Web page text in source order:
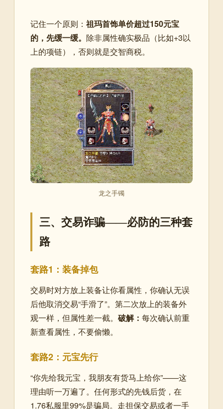
记住一个原则： 祖玛首饰单价超过150元宝
的，先缓一缓。 除非属性确实极品（比如+3以
上的项链），否则就是交智商税。
龙之手镯
三、交易诈骗——必防的三种套
路
套路1：装备掉包
交易时对方放上装备让你看属性，你确认无误
后他取消交易“手滑了”。第二次放上的装备外
观一样，但属性差一截。 破解： 每次确认前重
新查看属性，不要偷懒。
套路2：元宝先行
“你先给我元宝，我朋友有货马上给你”——这
理由听一万遍了。任何形式的先钱后货，在
1.76私服里99%是骗局。走担保交易或者一手